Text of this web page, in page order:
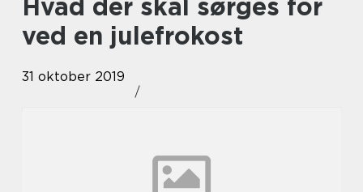
Hvad der skal sørges for
ved en julefrokost
31 oktober 2019